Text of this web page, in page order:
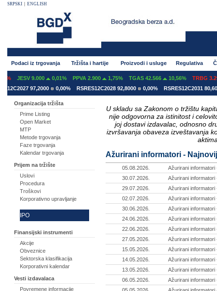
SRPSKI ENGLISH
Podaci iz trgovanja Tržišta i hartije Proizvodi i usluge Regulativa
JESV 9.000 0,01% PPVA 2.900 1,75% TGAS 42.566 10,56%
TRBG
97,2000
0,00% RSRES12C2028 92,8000 0,00% RSRES12C2031
Organizacija tržišta
Prime Listing
Open Market
MTP
Metode trgovanja
Faze trgovanja
Kalendar trgovanja
Prijem na tržište
Uslovi
Procedura
Troškovi
Korporativno upravljanje
IPO
Finansijski instrumenti
Akcije
Obveznice
Sektorska klasifikacija
Korporativni kalendar
Vesti izdavalaca
Povremene informacije
U skladu sa Zakonom o tržištu
nije odgovorna za istinitost i
joj dostavi izdavalac, odnosno
izvršavanja obaveza izveštavanja
Ažurirani informatori -
05.08.2026.
Ažurirani informatori
30.07.2026.
Ažurirani informatori
29.07.2026.
Ažurirani informatori
02.07.2026.
Ažurirani informatori
30.06.2026.
Ažurirani informatori
24.06.2026.
Ažurirani informatori
22.06.2026.
Ažurirani informatori
27.05.2026.
Ažurirani informatori
15.05.2026.
Ažurirani informatori
14.05.2026.
Ažurirani informatori
13.05.2026.
Ažurirani informatori
06.05.2026.
Ažurirani informatori